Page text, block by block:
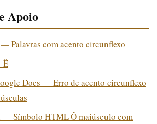
Apoio
Palavras com acento circunflexo
Ê
Docs — Erro de acento circunflexo
Símbolo HTML Ô maiúsculo com